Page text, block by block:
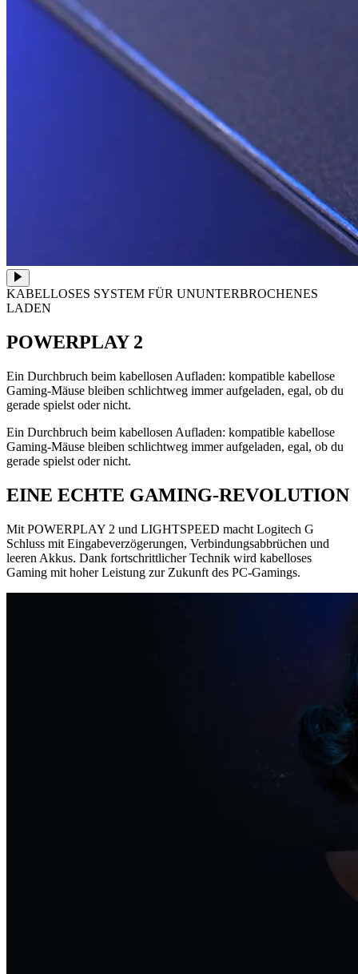
KABELLOSES SYSTEM FÜR UNUNTERBROCHENES
LADEN
POWERPLAY 2
Ein Durchbruch beim kabellosen Aufladen: kompatible kabellose
Gaming-Mäuse bleiben schlichtweg immer aufgeladen, egal, ob du
gerade spielst oder nicht.
Ein Durchbruch beim kabellosen Aufladen: kompatible kabellose
Gaming-Mäuse bleiben schlichtweg immer aufgeladen, egal, ob du
gerade spielst oder nicht.
EINE ECHTE GAMING-REVOLUTION
Mit POWERPLAY 2 und LIGHTSPEED macht Logitech G
Schluss mit Eingabeverzögerungen, Verbindungsabbrüchen und
leeren Akkus. Dank fortschrittlicher Technik wird kabelloses
Gaming mit hoher Leistung zur Zukunft des PC-Gamings.